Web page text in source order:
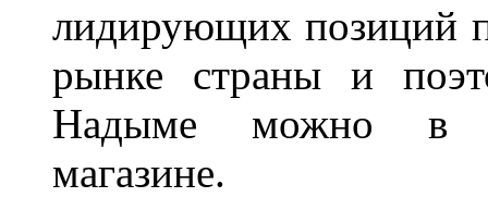
лидирующих позиций
рынке страны и
Надыме можно в
магазине.